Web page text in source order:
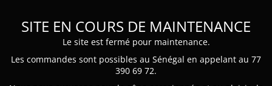
SITE EN COURS DE MAINTENANCE
Le site est fermé pour maintenance.
Les commandes sont possibles au Sénégal en appelant au 77
390 69 72.